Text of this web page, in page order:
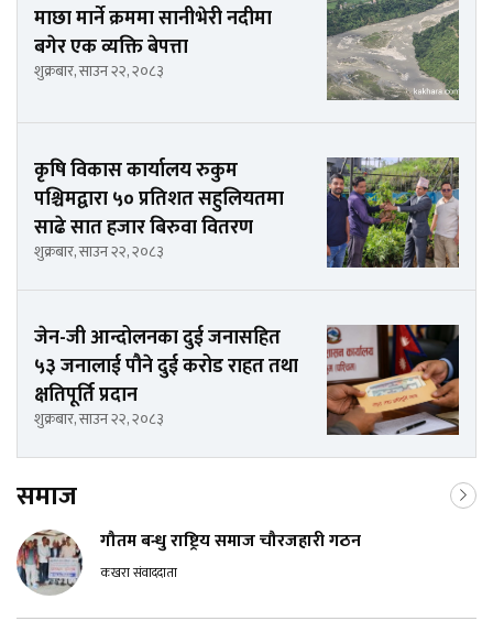
माछा मार्ने क्रममा सानीभेरी नदीमा
बगेर एक व्यक्ति बेपत्ता
शुक्रबार, साउन २२, २०८३
कृषि विकास कार्यालय रुकुम
पश्चिमद्वारा ५० प्रतिशत सहुलियतमा
साढे सात हजार बिरुवा वितरण
शुक्रबार, साउन २२, २०८३
जेन-जी आन्दोलनका दुई जनासहित
५३ जनालाई पौने दुई करोड राहत तथा
क्षतिपूर्ति प्रदान
शुक्रबार, साउन २२, २०८३
समाज
गौतम बन्धु राष्ट्रिय समाज चौरजहारी गठन
कखरा संवाददाता